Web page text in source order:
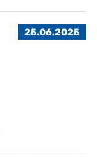
25.06.2025